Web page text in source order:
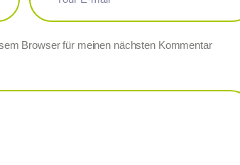
Browser für meinen nächsten Kommentar